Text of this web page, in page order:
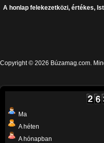
A honlap felekezetközi, értékes,
Copyright © 2026 Búzamag.com.
Ma
A héten
A hónapban